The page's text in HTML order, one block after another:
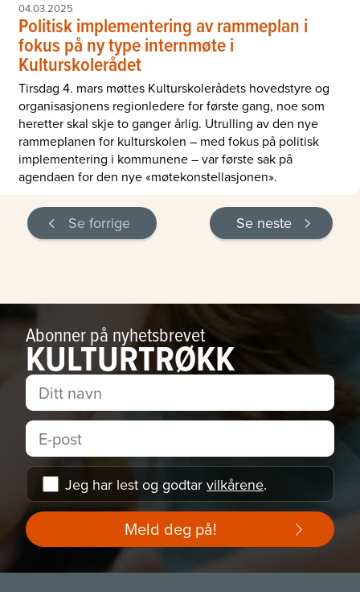
04.03.2025
Politisk implementering av rammeplan i
fokus på ny type internmøte i
Kulturskolerådet
Tirsdag 4. mars møttes Kulturskolerådets hovedstyre og
organisasjonens regionledere for første gang, noe som
heretter skal skje to ganger årlig. Utrulling av den nye
rammeplanen for kulturskolen – med fokus på politisk
implementering i kommunene – var første sak på
agendaen for den nye «møtekonstellasjonen».
Se forrige Se neste
Abonner på nyhetsbrevet
KULTURTRØKK
Jeg har lest og godtar vilkårene.
Meld deg på!